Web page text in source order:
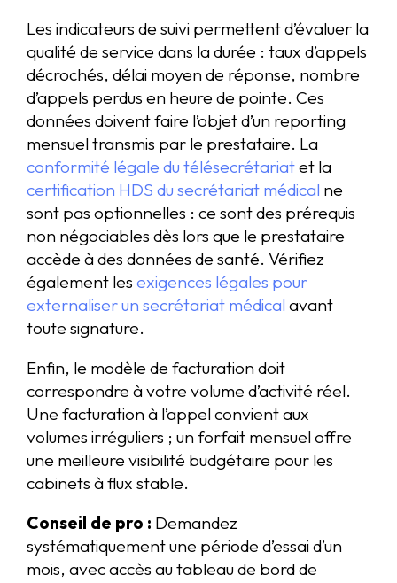
Les indicateurs de suivi permettent d’évaluer la
qualité de service dans la durée : taux d’appels
décrochés, délai moyen de réponse, nombre
d’appels perdus en heure de pointe. Ces
données doivent faire l’objet d’un reporting
mensuel transmis par le prestataire. La
conformité légale du télésecrétariatet la
certification HDS du secrétariat médical ne
sont pas optionnelles : ce sont des prérequis
non négociables dès lors que le prestataire
accède à des données de santé. Vérifiez
également les exigences légales pour
externaliser un secrétariat médical avant
toute signature.
Enfin, le modèle de facturation doit
correspondre à votre volume d’activité réel.
Une facturation à l’appel convient aux
volumes irréguliers ; un forfait mensuel offre
une meilleure visibilité budgétaire pour les
cabinets à flux stable.
Conseil de pro : Demandez
systématiquement une période d’essai d’un
mois, avec accès au tableau de bord de